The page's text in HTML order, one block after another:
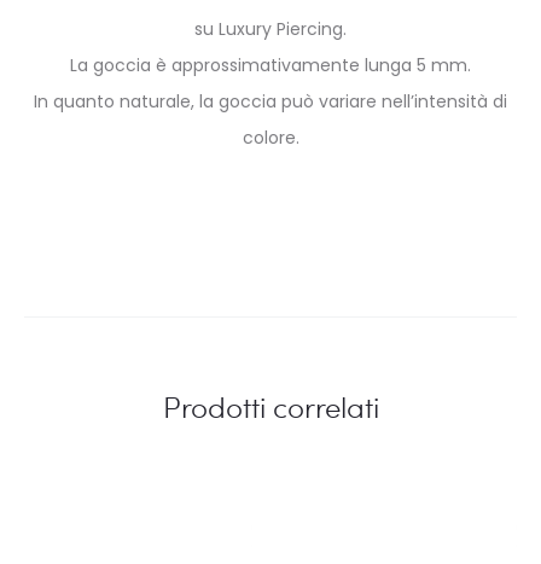
su Luxury Piercing.
La goccia è approssimativamente lunga 5 mm.
In quanto naturale, la goccia può variare nell’intensità di
colore.
Prodotti correlati